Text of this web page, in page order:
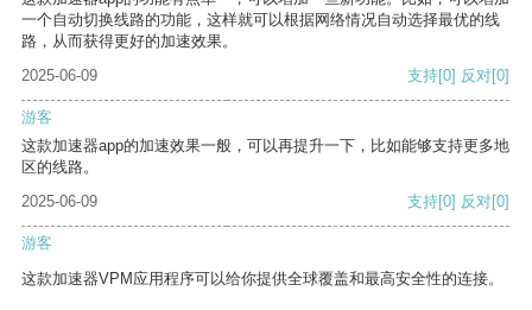
一个自动切换线路的功能，这样就可以根据网络情况自动选择最优的线
路，从而获得更好的加速效果。
2025-06-09
支持[0] 反对[0]
游客
这款加速器app的加速效果一般，可以再提升一下，比如能够支持更多地
区的线路。
2025-06-09
支持[0] 反对[0]
游客
这款加速器VPM应用程序可以给你提供全球覆盖和最高安全性的连接。